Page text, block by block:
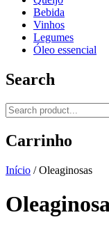
Bebida
Vinhos
Legumes
Óleo essencial
Search
Carrinho
Início /Oleaginosas